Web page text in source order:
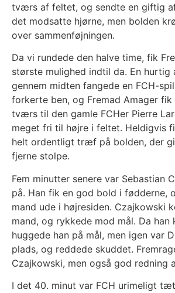
tværs af feltet, og sendte en giftig
det modsatte hjørne, men bolden
over sammenføjningen.
Da vi rundede den halve time, fik
største mulighed indtil da. En hurtig
gennem midten fangede en FCH-
forkerte ben, og Fremad Amager
tværs til den gamle FCHer Pierre
meget fri til højre i feltet. Heldigvis
helt ordentligt træf på bolden, der
fjerne stolpe.
Fem minutter senere var Sebastian
på. Han fik en god bold i fødderne,
mand ude i højresiden. Czajkowski
mand, og rykkede mod mål. Da han
huggede han på mål, men igen var
plads, og reddede skuddet.
Czajkowski, men også god redning
I det 40. minut var FCH urimeligt